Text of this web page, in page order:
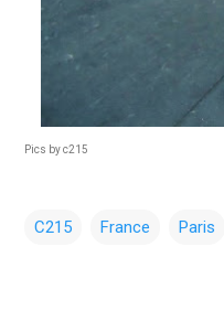
Pics by c215
C215 France Paris